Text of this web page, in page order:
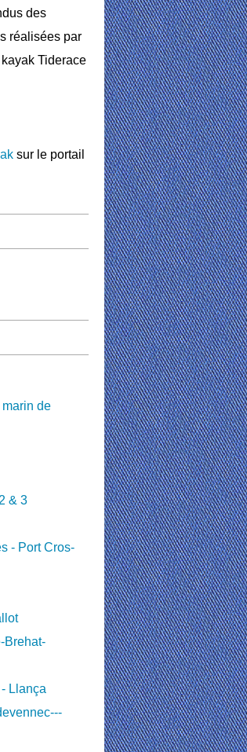
des
réalisées par
Tiderace
sur le portail
de
& 3
- Port Cros-
Brehat-
Llança